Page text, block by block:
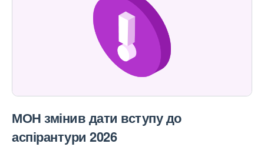
МОН змінив дати вступу до
аспірантури 2026